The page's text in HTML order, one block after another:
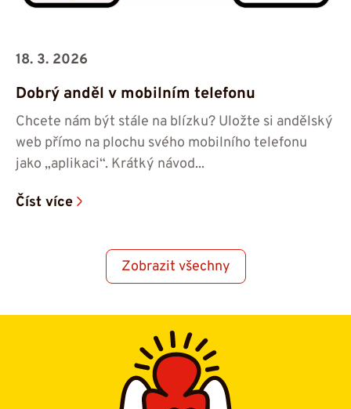
18. 3. 2026
Dobrý anděl v mobilním telefonu
Chcete nám být stále na blízku? Uložte si andělský
web přímo na plochu svého mobilního telefonu
jako „aplikaci“. Krátký návod...
Číst více
Zobrazit všechny